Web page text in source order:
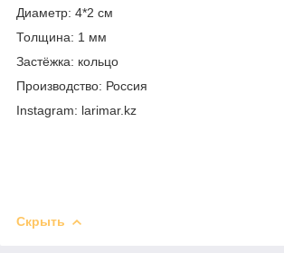
Диаметр: 4*2 см
Толщина: 1 мм
Застёжка: кольцо
Производство: Россия
Instagram: larimar.kz
Скрыть